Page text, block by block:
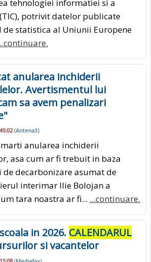
tehnologiei informatiei si a
potrivit datelor publicate
statistica al Uniunii Europene
anularea inchiderii
Avertismentul lui
sa avem penalizari
(Antena3)
anularea inchiderii
asa cum ar fi trebuit in baza
de decarbonizare asumat de
interimar Ilie Bolojan a
tara noastra ar fi... ...continuare.
in 2026. CALENDARUL
si vacantelor